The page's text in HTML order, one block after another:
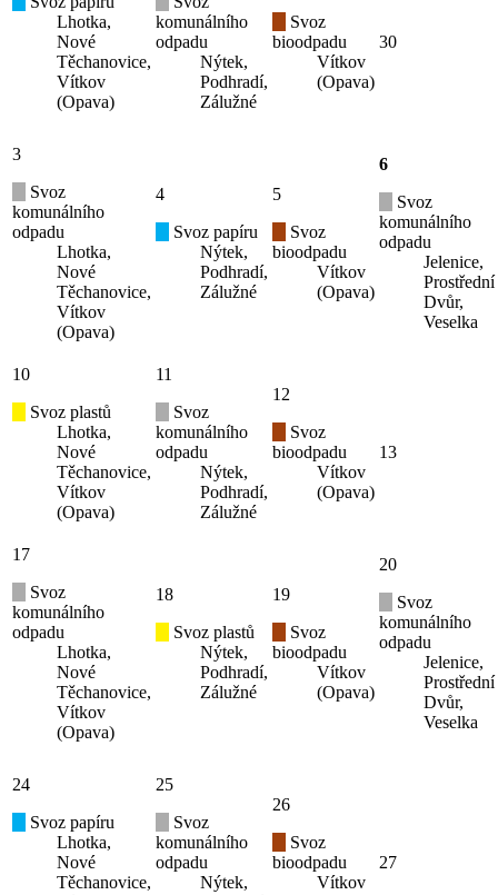
Lhotka,
Nové
Těchanovice,
Vítkov
(Opava)
komunálního
odpadu
Nýtek,
Podhradí,
Zálužné
Svoz
bioodpadu
Vítkov
(Opava)
30
3
Svoz
komunálního
odpadu
Lhotka,
Nové
Těchanovice,
Vítkov
(Opava)
4
Svoz papíru
Nýtek,
Podhradí,
Zálužné
5
Svoz
bioodpadu
Vítkov
(Opava)
6
Svoz
komunálního
odpadu
Jelenice,
Prostřední
Dvůr,
Veselka
10
Svoz plastů
Lhotka,
Nové
Těchanovice,
Vítkov
(Opava)
11
Svoz
komunálního
odpadu
Nýtek,
Podhradí,
Zálužné
12
Svoz
bioodpadu
Vítkov
(Opava)
13
17
Svoz
komunálního
odpadu
Lhotka,
Nové
Těchanovice,
Vítkov
(Opava)
18
Svoz plastů
Nýtek,
Podhradí,
Zálužné
19
Svoz
bioodpadu
Vítkov
(Opava)
20
Svoz
komunálního
odpadu
Jelenice,
Prostřední
Dvůr,
Veselka
24
Svoz papíru
Lhotka,
Nové
Těchanovice,
25
Svoz
komunálního
odpadu
Nýtek,
26
Svoz
bioodpadu
Vítkov
27